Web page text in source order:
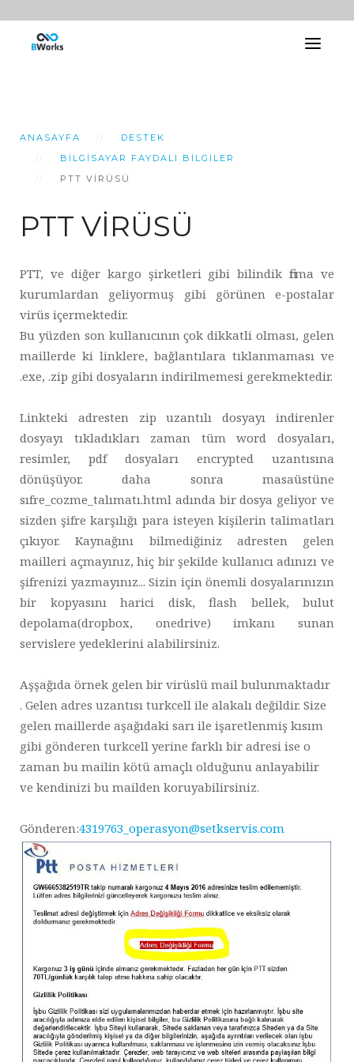
ANASAYFA
DESTEK
BILGISAYAR FAYDALI BILGILER
PTT VİRÜSÜ
PTT VİRÜSÜ
PTT, ve diğer kargo şirketleri gibi bilindik firma ve
kurumlardan geliyormuş gibi görünen e-postalar
virüs içermektedir.
Bu yüzden son kullanıcının çok dikkatli olması, gelen
maillerde ki linklere, bağlantılara tıklanmaması ve
.exe, .zip gibi dosyaların indirilmemesi gerekmektedir.
Linkteki adresten zip uzantılı dosyayı indirenler
dosyayı tıkladıkları zaman tüm word dosyaları,
resimler, pdf dosyaları encrypted uzantısına
dönüşüyor. daha sonra masaüstüne
sıfre_cozme_talımatı.html adında bir dosya geliyor ve
sizden şifre karşılığı para isteyen kişilerin talimatları
çıkıyor. Kaynağını bilmediğiniz adresten gelen
mailleri açmayınız, hiç bir şekilde kullanıcı adınızı ve
şifrenizi yazmayınız... Sizin için önemli dosyalarınızın
bir kopyasını harici disk, flash bellek, bulut
depolama(dropbox, onedrive) imkanı sunan
servislere yedeklerini alabilirsiniz.
Aşşağıda örnek gelen bir virüslü mail bulunmaktadır
. Gelen adres uzantısı turkcell ile alakalı değildir. Size
gelen maillerde aşağıdaki sarı ile işaretlenmiş kısım
gibi gönderen turkcell yerine farklı bir adresi ise o
zaman bu mailin kötü amaçlı olduğunu anlayabilir
ve kendinizi bu mailden koruyabilirsiniz.
Gönderen:4319763_operasyon@setkservis.com